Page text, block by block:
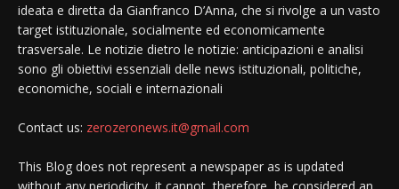
ideata e diretta da Gianfranco D’Anna, che si rivolge a un vasto
target istituzionale, socialmente ed economicamente
trasversale. Le notizie dietro le notizie: anticipazioni e analisi
sono gli obiettivi essenziali delle news istituzionali, politiche,
economiche, sociali e internazionali
Contact us: zerozeronews.it@gmail.com
This Blog does not represent a newspaper as is updated